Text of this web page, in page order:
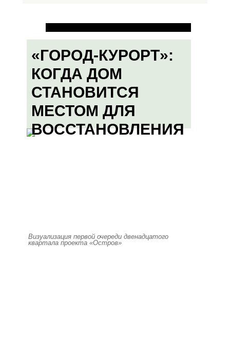
«ГОРОД-КУРОРТ»:
КОГДА ДОМ
СТАНОВИТСЯ
МЕСТОМ ДЛЯ
ВОССТАНОВЛЕНИЯ
Визуализация первой очереди двенадцатого
квартала проекта «Остров»